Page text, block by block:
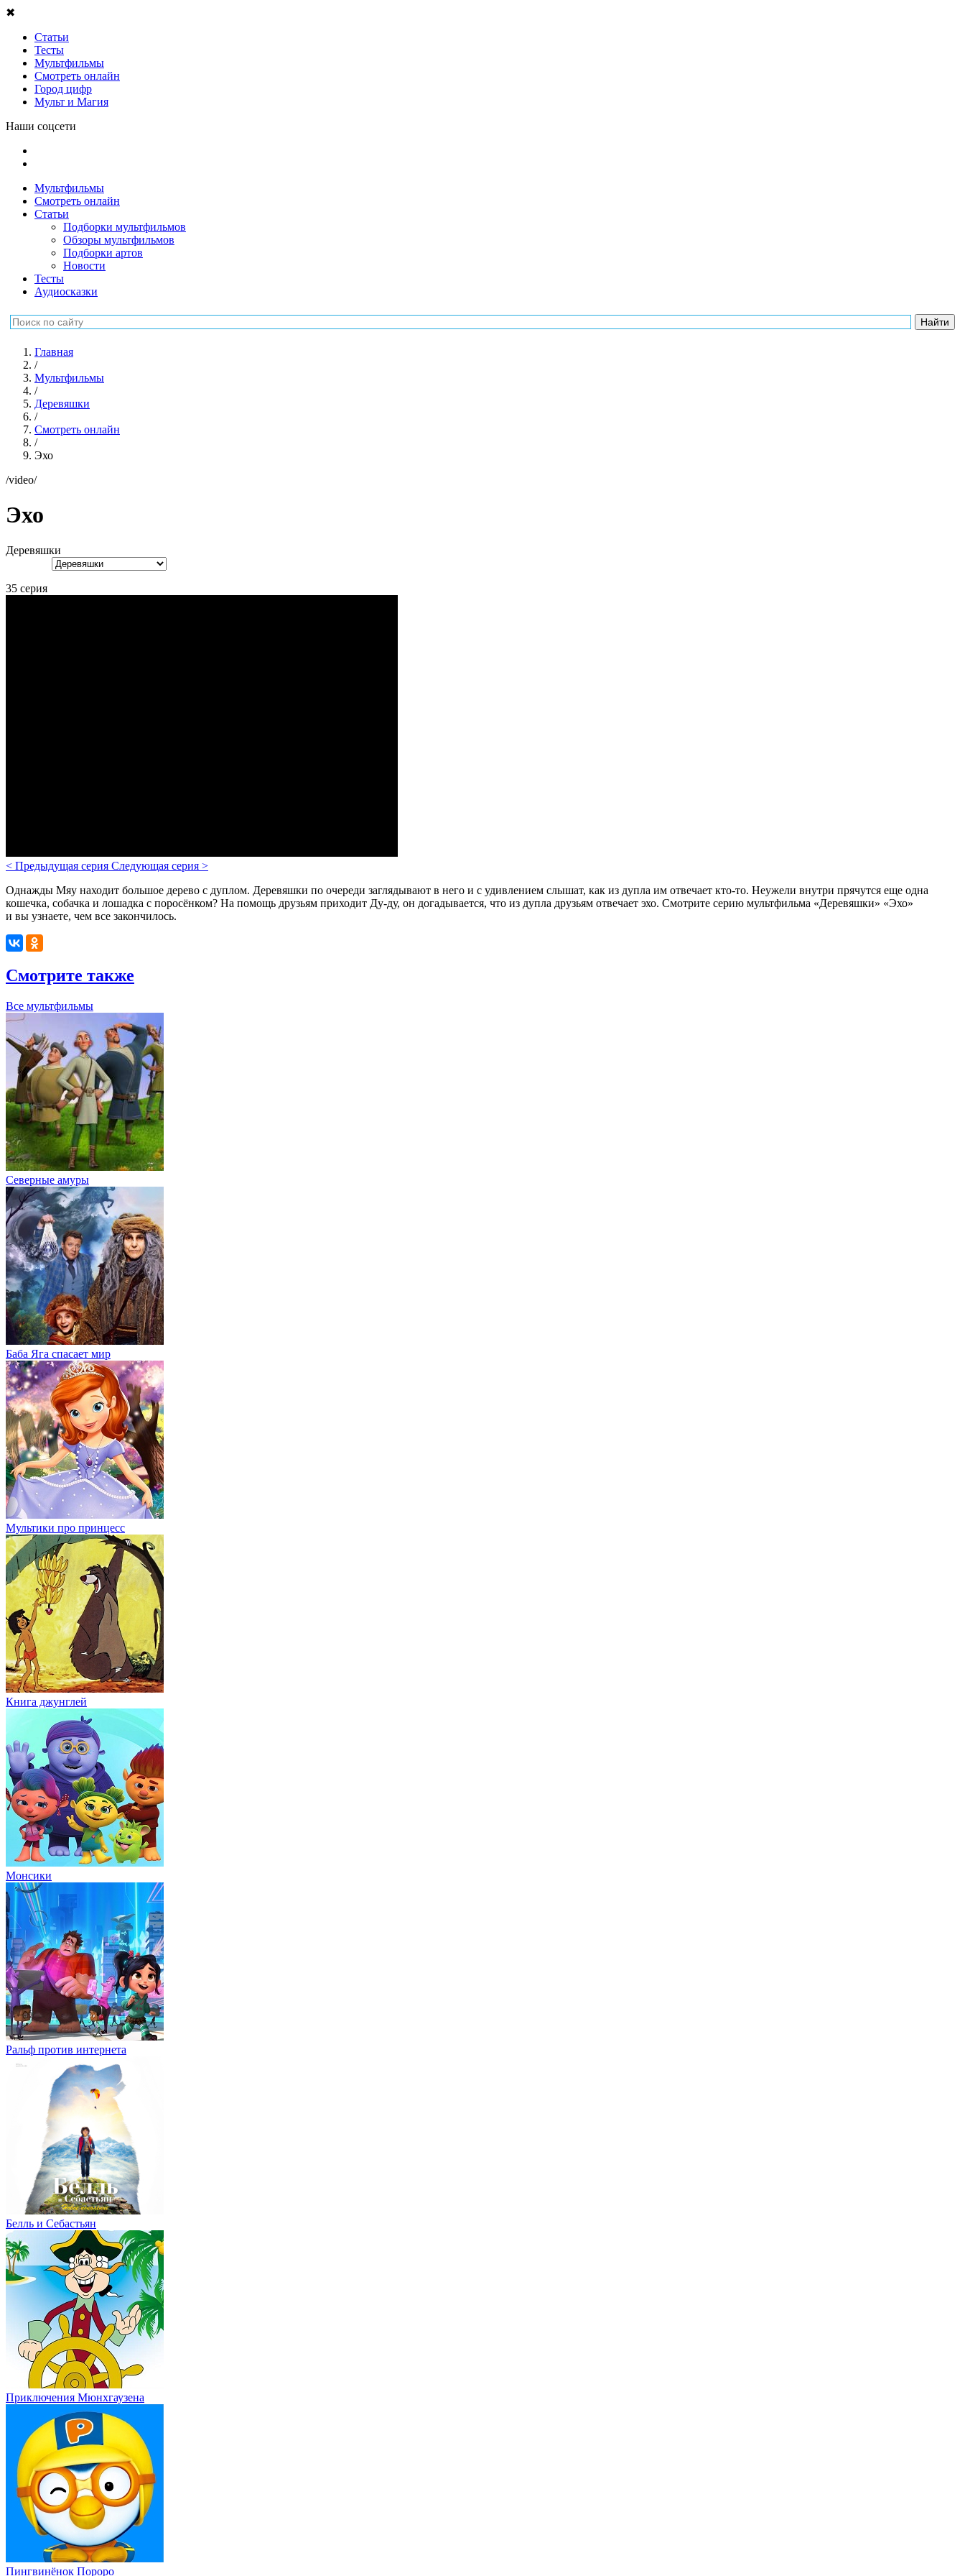
✖
Статьи
Тесты
Мультфильмы
Смотреть онлайн
Город цифр
Мульт и Магия
Наши соцсети
Мультфильмы
Смотреть онлайн
Статьи
Подборки мультфильмов
Обзоры мультфильмов
Подборки артов
Новости
Тесты
Аудиосказки
Главная
/
Мультфильмы
/
Деревяшки
/
Смотреть онлайн
/
Эхо
/video/
Эхо
Деревяшки
35 серия
< Предыдущая серия Следующая серия >
Однажды Мяу находит большое дерево с дуплом. Деревяшки по очереди заглядывают в него и с удивлением слышат, как из дупла им отвечает кто-то. Неужели внутри прячутся еще одна
кошечка, собачка и лошадка с поросёнком? На помощь друзьям приходит Ду-ду, он догадывается, что из дупла друзьям отвечает эхо. Смотрите серию мультфильма «Деревяшки» «Эхо»
и вы узнаете, чем все закончилось.
Смотрите также
Все мультфильмы
Северные амуры
Баба Яга спасает мир
Мультики про принцесс
Книга джунглей
Монсики
Ральф против интернета
Белль и Себастьян
Приключения Мюнхгаузена
Пингвинёнок Пороро